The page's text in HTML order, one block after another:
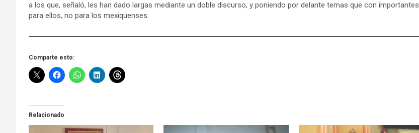
a los que, señaló, les han dado largas mediante un doble discurso, y poniendo por delante temas que con importantes
para ellos, no para los mexiquenses.
Comparte esto:
Relacionado